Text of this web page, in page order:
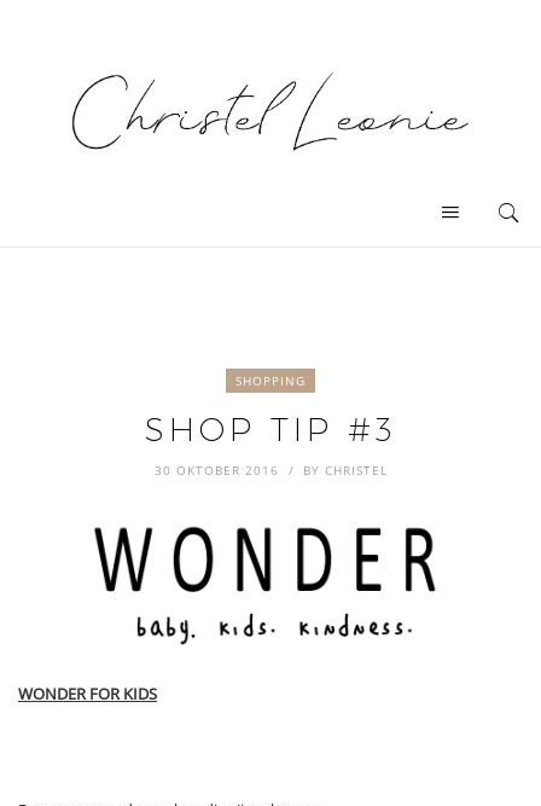
SHOPPING
SHOP TIP #3
30 OKTOBER 2016 BY CHRISTEL
WONDER FOR KIDS